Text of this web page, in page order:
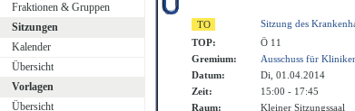
Fraktionen & Gruppen
Sitzungen
Kalender
Übersicht
Vorlagen
Übersicht
Sitzung des
TOP:
Ö 11
Gremium:
Ausschuss für
Datum:
Di, 01.04.2014
Zeit:
15:00 - 17:45
Raum:
Kleiner Sitzungssaal